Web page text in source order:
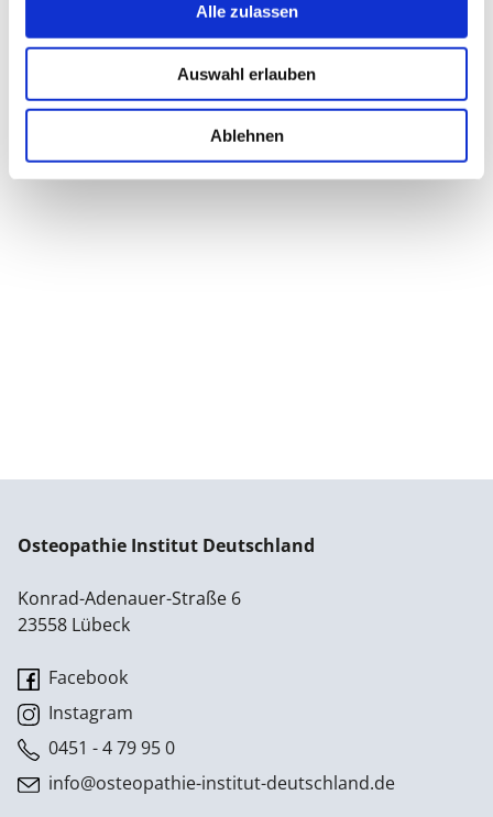
Alle zulassen
Auswahl erlauben
Ablehnen
Osteopathie Institut Deutschland
Konrad-Adenauer-Straße 6
23558 Lübeck
Facebook
Instagram
0451 - 4 79 95 0
info@osteopathie-institut-deutschland.de